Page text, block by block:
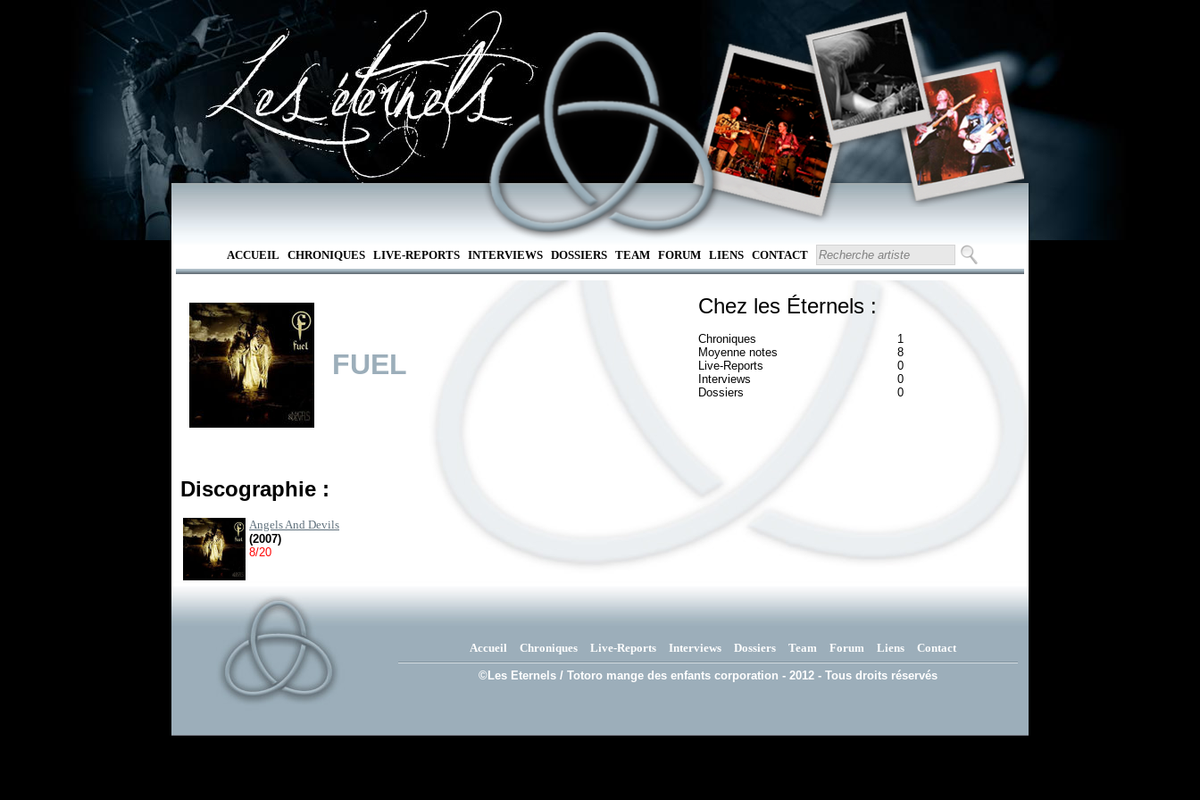
ACCUEIL CHRONIQUES LIVE-REPORTS INTERVIEWS DOSSIERS TEAM FORUM LIENS CONTACT
FUEL
Chez les Éternels :
Chroniques
1
Moyenne notes
8
Live-Reports
0
Interviews
0
Dossiers
0
Discographie :
Angels And Devils
(2007)
8/20
Accueil Chroniques Live-Reports Interviews Dossiers Team Forum Liens Contact
©Les Eternels / Totoro mange des enfants corporation - 2012 - Tous droits réservés